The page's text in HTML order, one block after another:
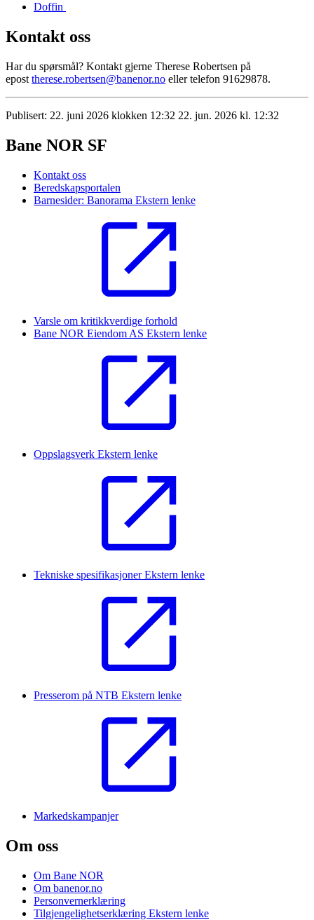
Doffin
Kontakt oss
Har du spørsmål? Kontakt gjerne Therese Robertsen på
epost therese.robertsen@banenor.no eller telefon 91629878.
Publisert: 22. juni 2026 klokken 12:32 22. jun. 2026 kl. 12:32
Bane NOR SF
Kontakt oss
Beredskapsportalen
Barnesider: Banorama Ekstern lenke
Varsle om kritikkverdige forhold
Bane NOR Eiendom AS Ekstern lenke
Oppslagsverk Ekstern lenke
Tekniske spesifikasjonerEkstern lenke
Presserom på NTB Ekstern lenke
Markedskampanjer
Om oss
Om Bane NOR
Om banenor.no
Personvernerklæring
Tilgjengelighetserklæring Ekstern lenke